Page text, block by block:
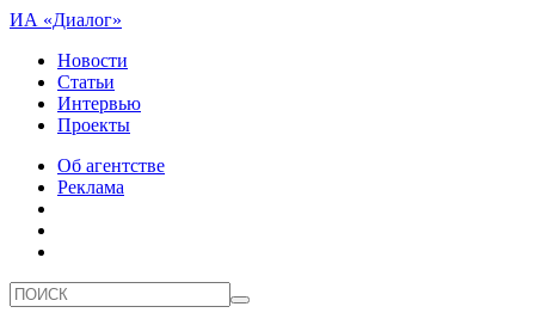
ИА «Диалог»
Новости
Статьи
Интервью
Проекты
Об агентстве
Реклама